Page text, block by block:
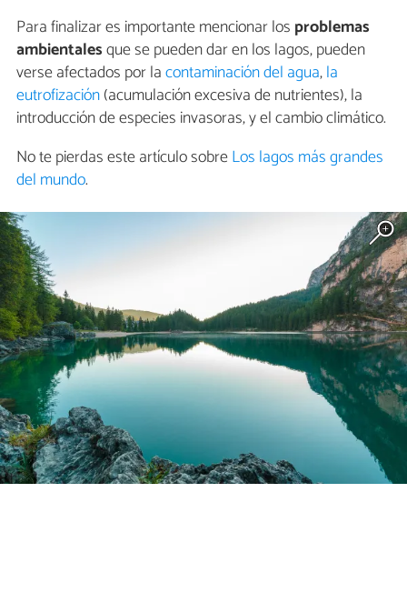
Para finalizar es importante mencionar los problemas
ambientalesque se pueden dar en los lagos, pueden
verse afectados por lacontaminación del agua,la
eutrofización(acumulación excesiva de nutrientes), la
introducción de especies invasoras, y el cambio climático.
No te pierdas este artículo sobreLos lagos más grandes
del mundo.